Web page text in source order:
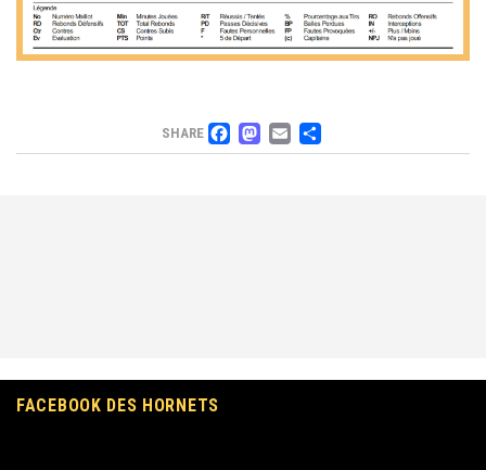
SHARE FACEBOOK
MASTODON
EMAIL
PARTAGER
FACEBOOK DES HORNETS